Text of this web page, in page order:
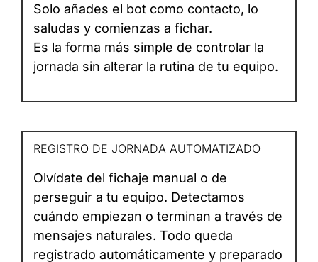
Solo añades el bot como contacto, lo
saludas y comienzas a fichar.
Es la forma más simple de controlar la
jornada sin alterar la rutina de tu equipo.
REGISTRO DE JORNADA AUTOMATIZADO
Olvídate del fichaje manual o de
perseguir a tu equipo. Detectamos
cuándo empiezan o terminan a través de
mensajes naturales. Todo queda
registrado automáticamente y preparado